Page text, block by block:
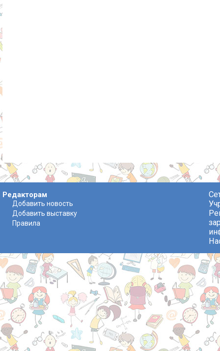
Редакторам
Добавить новость
Добавить выставку
Правила